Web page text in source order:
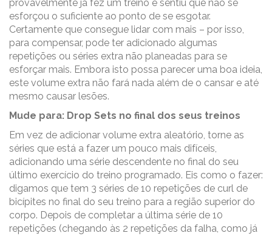
provavelmente já fez um treino e sentiu que não se
esforçou o suficiente ao ponto de se esgotar.
Certamente que consegue lidar com mais – por isso,
para compensar, pode ter adicionado algumas
repetições ou séries extra não planeadas para se
esforçar mais. Embora isto possa parecer uma boa ideia,
este volume extra não fará nada além de o cansar e até
mesmo causar lesões.
Mude para: Drop Sets no final dos seus treinos
Em vez de adicionar volume extra aleatório, torne as
séries que está a fazer um pouco mais difíceis,
adicionando uma série descendente no final do seu
último exercício do treino programado. Eis como o fazer:
digamos que tem 3 séries de 10 repetições de curl de
bicípites no final do seu treino para a região superior do
corpo. Depois de completar a última série de 10
repetições (chegando às 2 repetições da falha, como já